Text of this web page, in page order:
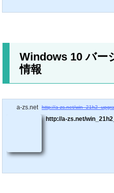
Windows 10 バー
情報
a-zs.net http://a-zs.net/
http://a-zs.net/